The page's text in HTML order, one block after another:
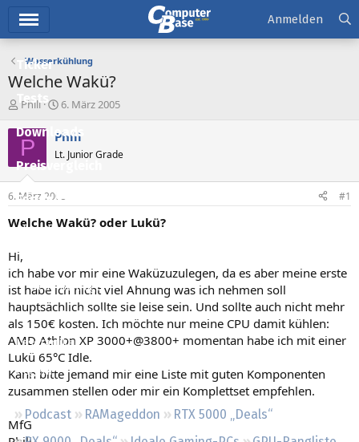
Ticker
Tests
Downloads
Preisvergleich
Forum
Aktuelles
Neue Beiträge
Neueste Aktivitäten
Leserartikel
Regeln
Podcast RAMageddon
RTX 5000 „Deals“
Anmelden
Wasserkühlung
Welche Wakü?
E
s
e
l
e
r
Phili
E
s
e
t
a
6. März 2005
P Phili
Lt. Junior Grade
6. März 2005 #1
Welche Wakü? oder Lukü?
Hi,
ich habe vor mir eine Waküzuzulegen, da es aber meine erste
ist habe ich nicht viel Ahnung was ich nehmen soll
hauptsächlich sollte sie leise sein. Und sollte auch nicht mehr
als 150€ kosten. Ich möchte nur meine CPU damit kühlen:
AMD Athlon XP 3000+@3800+ momentan habe ich mit einer
Lukü 65°C Idle.
Kann bitte jemand mir eine Liste mit guten Komponenten
zusammen stellen oder mir ein Komplettset empfehlen.
MfG